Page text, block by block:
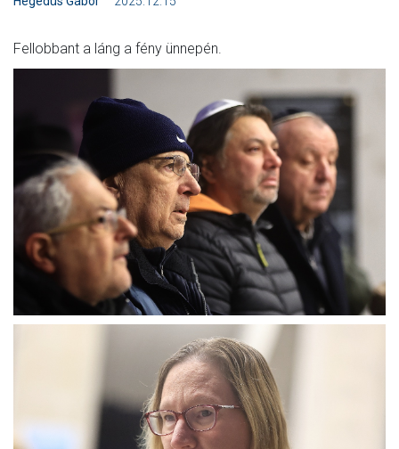
HÍREK
MÉRKŐZÉSEK
KLUB
GALÉRIA
SZURKOLÓI ÉLMÉNYEK
AKKREDITÁCIÓ
Fellobbant a láng a fény ünnepén.